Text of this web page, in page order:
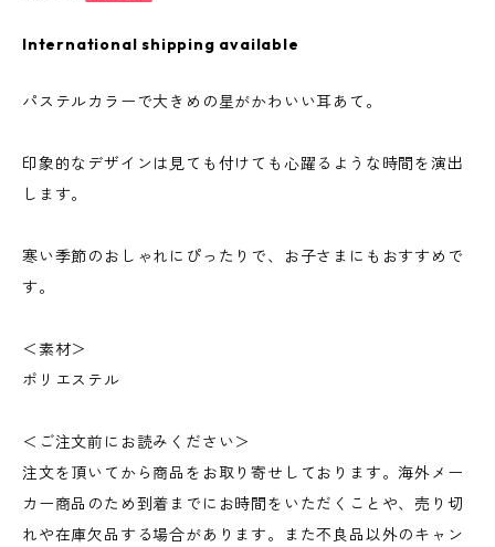
International shipping available
パステルカラーで大きめの星がかわいい耳あて。
印象的なデザインは見ても付けても心躍るような時間を演出
します。
寒い季節のおしゃれにぴったりで、お子さまにもおすすめで
す。
＜素材＞
ポリエステル
＜ご注文前にお読みください＞
注文を頂いてから商品をお取り寄せしております。海外メー
カー商品のため到着までにお時間をいただくことや、売り切
れや在庫欠品する場合があります。また不良品以外のキャン